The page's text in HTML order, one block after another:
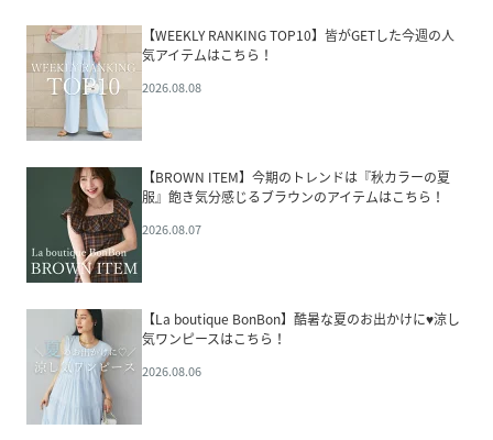
【WEEKLY RANKING TOP10】皆がGETした今週の人
気アイテムはこちら！
2026.08.08
【BROWN ITEM】今期のトレンドは『秋カラーの夏
服』飽き気分感じるブラウンのアイテムはこちら！
2026.08.07
【La boutique BonBon】酷暑な夏のお出かけに♥涼し
気ワンピースはこちら！
2026.08.06